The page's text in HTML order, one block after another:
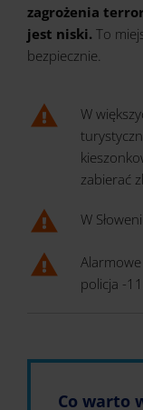
zagrożenia
jest niski. To
bezpiecznie.
W
zabierać
W
policja -
Co warto